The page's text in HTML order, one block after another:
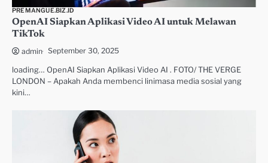
PREMANGUE.BIZ.ID
OpenAI Siapkan Aplikasi Video AI untuk Melawan
TikTok
admin September 30, 2025
loading… OpenAI Siapkan Aplikasi Video AI . FOTO/ THE VERGE
LONDON – Apakah Anda membenci linimasa media sosial yang
kini…